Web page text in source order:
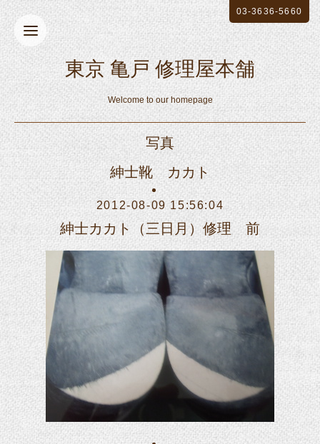
東京 亀戸 修理屋本舗
Welcome to our homepage
03-3636-5660
写真
紳士靴 カカト
2012-08-09 15:56:04
紳士カカト（三日月）修理 前